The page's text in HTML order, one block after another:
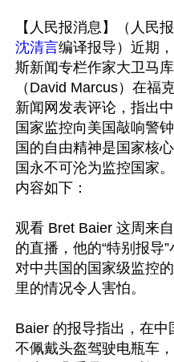
【人民报消息】（人民
沈清言编译报导）近期
斯新闻专栏作家大卫马
（David Marcus）在福
新闻网发表评论，指出
国家监控向美国敲响警
国的自由精神是国家核
国永不可沦为监控国家
内容如下：
观看 Bret Baier 这周来
的直播，他的“特别报导”
对中共国的国家级监控
里的情况令人害怕。
Baier 的报导指出，在
不佩戴头盔驾驶电瓶车